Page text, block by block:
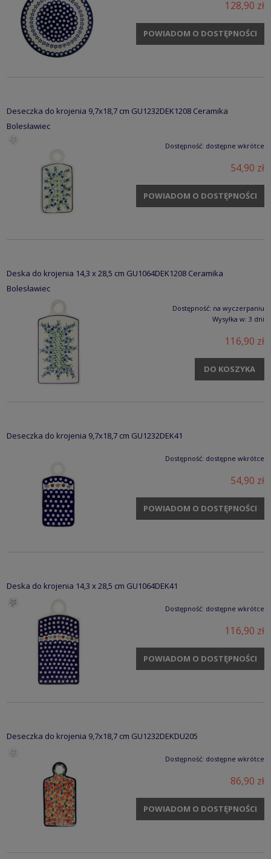
128,90 zł
POWIADOM O DOSTĘPNOŚCI
Deseczka do krojenia 9,7x18,7 cm GU1232DEK1208 Ceramika
Bolesławiec
Dostępność: dostępne wkrótce
54,90 zł
POWIADOM O DOSTĘPNOŚCI
Deska do krojenia 14,3 x 28,5 cm GU1064DEK1208 Ceramika
Bolesławiec
Dostępność: na wyczerpaniu
Wysyłka w: 3 dni
116,90 zł
DO KOSZYKA
Deseczka do krojenia 9,7x18,7 cm GU1232DEK41
Dostępność: dostępne wkrótce
54,90 zł
POWIADOM O DOSTĘPNOŚCI
Deska do krojenia 14,3 x 28,5 cm GU1064DEK41
Dostępność: dostępne wkrótce
116,90 zł
POWIADOM O DOSTĘPNOŚCI
Deseczka do krojenia 9,7x18,7 cm GU1232DEKDU205
Dostępność: dostępne wkrótce
86,90 zł
POWIADOM O DOSTĘPNOŚCI